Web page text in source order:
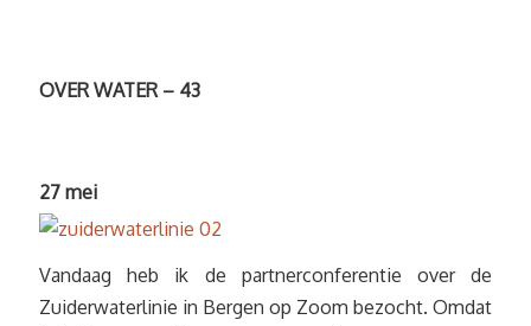
OVER WATER – 43
27 mei
Vandaag heb ik de partnerconferentie over de
Zuiderwaterlinie in Bergen op Zoom bezocht. Omdat